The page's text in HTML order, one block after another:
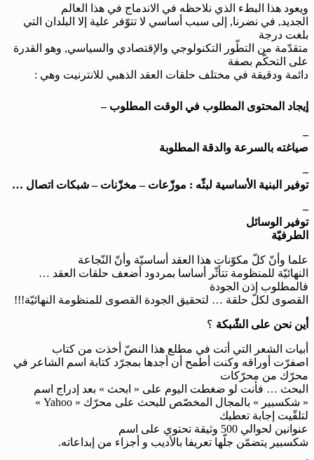
ويعود هذا البطء الذي نلاحظه في الاندماج في هذا العالم
الجديد, في نضرنا, إلى سبب أساسي لا تتوّفر علية إلا البلدان التي
بلغت درجة
متقدّمة من التطّور التكنولوجي والإقتصادي والسياسي, وهو القدرة
على التحكّم بصفة
دائمة ودقيقة في مختلف حلقات العقد الذهبي للانترنيت وهي :
– إيجاد المحتوى المطلوب في الوقت المطلوب
–
صياغته بالسرعة والدقة المطلوبة
–
توفير البنية الأساسية لبثّه : موزّعات – مخزّنات – شبكات اتصال …
–
توفير الوسائل
الطرفيّة
علما وأنّ كلّ مكوّنات هذا العقد أساسيّة وأنّ النّجاعة
النهائيّة للمنظومة تتأثّر أساسا بمردود أضعف حلقات العقد …
فالمطلوب إذن الجودة
القصوى لكلّ حلقة … لتحقيق الجودة القصوى للمنظومة النهائيّة!!!
أين نحن على الشّبكة ؟
أبيات الشعر التي أتت في مطلع هذا النصّ أخذت من كتاب
اصفرّت أوراقه وكنت أطمح أن أجدها بمجرّد كتابة اسم الشاعر في
محرّك من محرّكات
البحث … فأنت لو ضغطت اليوم على « ابحث » بعد إدراج اسم
« شكسبير » بالمجال المخصّص للبحث على محرّك « Yahoo
»
لتلقّيت إجابة تعطيك
عنوانين لحوالي 500 وثيقة تحتوي على اسم
شكسبير يتضمّن جلّها تعريفا بالأديب و أجزاء من إبداعاته.